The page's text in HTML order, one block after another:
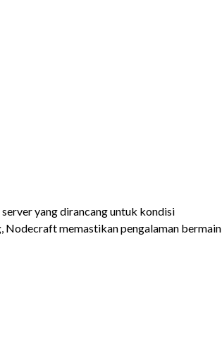
yang dirancang untuk kondisi
Nodecraft memastikan pengalaman bermain